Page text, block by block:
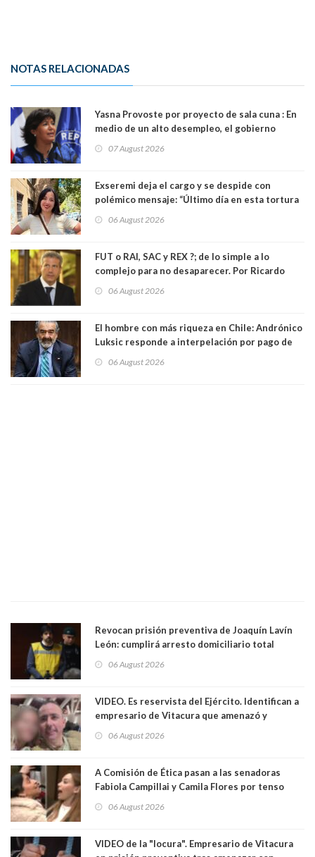
NOTAS RELACIONADAS
Yasna Provoste por proyecto de sala cuna : En
medio de un alto desempleo, el gobierno
07 August 2026
Exseremi deja el cargo y se despide con
polémico mensaje: “Último día en esta tortura
06 August 2026
FUT o RAI, SAC y REX ?; de lo simple a lo
complejo para no desaparecer. Por Ricardo
06 August 2026
El hombre con más riqueza en Chile: Andrónico
Luksic responde a interpelación por pago de
día que me muera”
06 August 2026
Revocan prisión preventiva de Joaquín Lavín
León: cumplirá arresto domiciliario total
06 August 2026
VIDEO. Es reservista del Ejército. Identifican a
empresario de Vitacura que amenazó y
al "ring raja". Se trata de Andrés Arrieta y la
06 August 2026
A Comisión de Ética pasan a las senadoras
Fabiola Campillai y Camila Flores por tenso
06 August 2026
VIDEO de la "locura". Empresario de Vitacura